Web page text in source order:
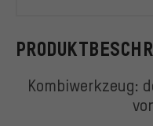
Kombiwerkzeug: